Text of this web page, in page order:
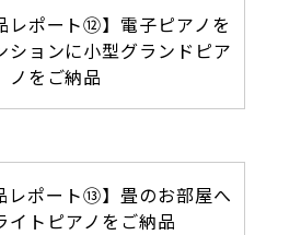
レポート⑫】電子ピアノを
ションに小型グランドピア
ノをご納品
レポート⑬】畳のお部屋へ
イトピアノをご納品